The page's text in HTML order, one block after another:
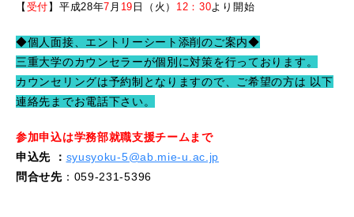
【 受付 】平成28年7 月 19 日（火） 12：30より開始
◆個人面接、エントリーシート添削のご案内◆
三重大学のカウンセラーが個別に対策を行っております。
カウンセリングは予約制となりますので、ご希望の方は 以下
連絡先までお電話下さい。
参加申込は学務部就職支援チームまで
申込先
： syusyoku-5@ab.mie-u.ac.jp
問合せ先：059-231-5396